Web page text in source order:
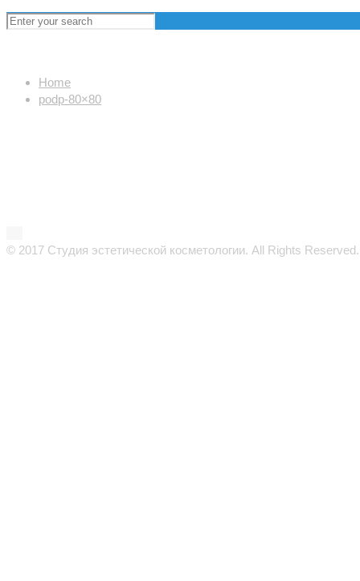
Home
podp-80×80
© 2017 Студия эстетической косметологии. All Rights Reserved.